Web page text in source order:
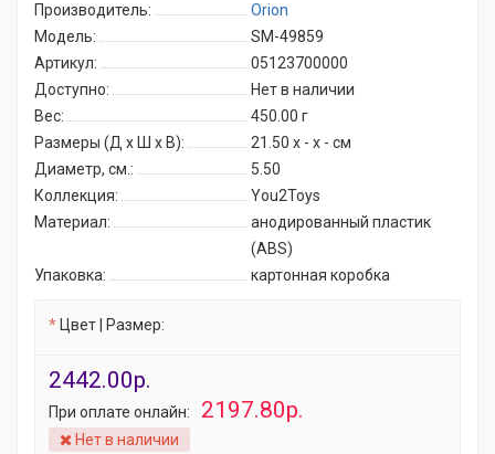
Производитель:
Orion
Модель:
SM-49859
Артикул:
05123700000
Доступно:
Нет в наличии
Вес:
450.00 г
Размеры (Д x Ш x В):
21.50 x - x - см
Диаметр, см.:
5.50
Коллекция:
You2Toys
Материал:
анодированный пластик
(ABS)
Упаковка:
картонная коробка
Цвет | Размер:
2442.00р.
При оплате онлайн: 2197.80р.
Нет в наличии